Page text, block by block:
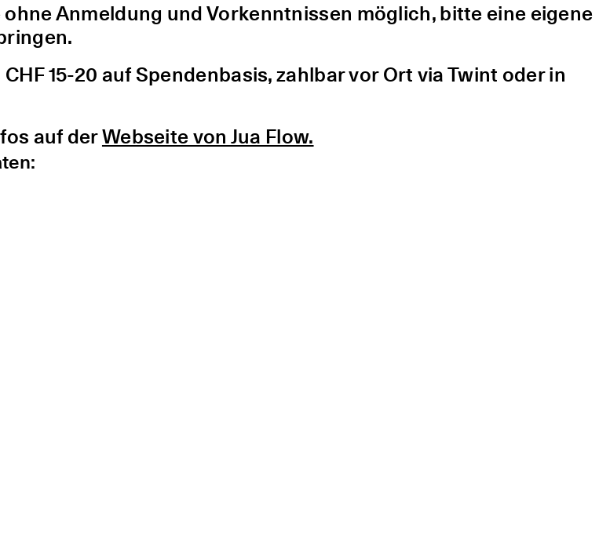
ohne Anmeldung und Vorkenntnissen möglich, bitte eine eigene
15-20 auf Spendenbasis, zahlbar vor Ort via Twint oder in
auf derWebseite von Jua Flow.